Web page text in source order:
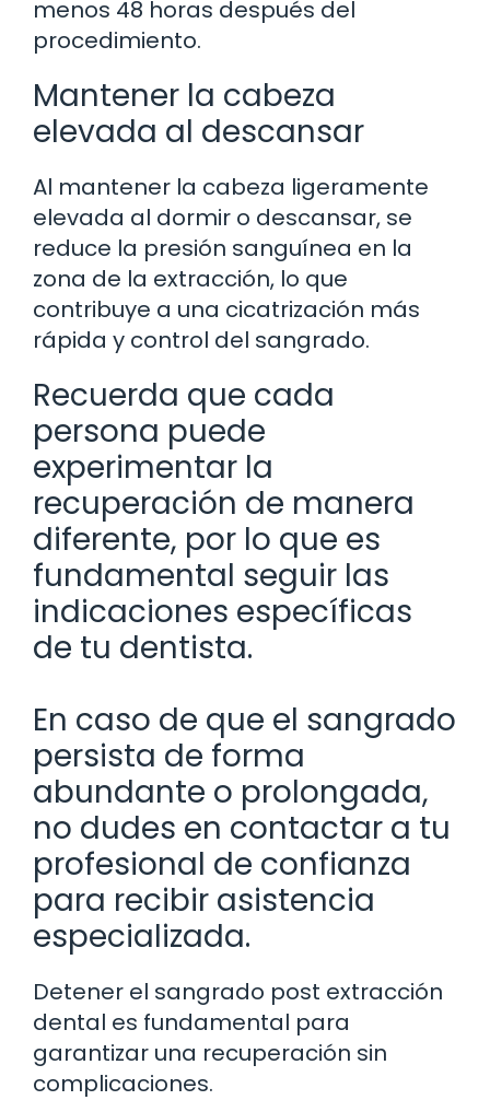
menos 48 horas después del
procedimiento.
Mantener la cabeza
elevada al descansar
Al mantener la cabeza ligeramente
elevada al dormir o descansar, se
reduce la presión sanguínea en la
zona de la extracción, lo que
contribuye a una cicatrización más
rápida y control del sangrado.
Recuerda que cada
persona puede
experimentar la
recuperación de manera
diferente, por lo que es
fundamental seguir las
indicaciones específicas
de tu dentista.
En caso de que el sangrado
persista de forma
abundante o prolongada,
no dudes en contactar a tu
profesional de confianza
para recibir asistencia
especializada.
Detener el sangrado post extracción
dental es fundamental para
garantizar una recuperación sin
complicaciones.